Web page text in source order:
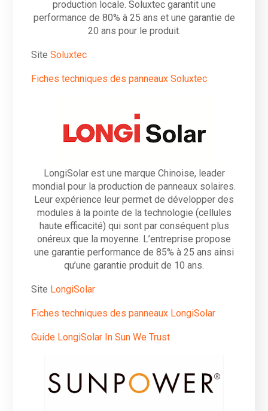
production locale. Soluxtec garantit une
performance de 80% à 25 ans et une garantie de
20 ans pour le produit.
SiteSoluxtec
Fiches techniques des panneaux Soluxtec
LongiSolar est une marque Chinoise, leader
mondial pour la production de panneaux solaires.
Leur expérience leur permet de développer des
modules à la pointe de la technologie (cellules
haute efficacité) qui sont par conséquent plus
onéreux que la moyenne. L’entreprise propose
une garantie performance de 85% à 25 ans ainsi
qu’une garantie produit de 10 ans.
Site LongiSolar
Fiches techniques des panneaux LongiSolar
Guide LongiSolar In Sun We Trust